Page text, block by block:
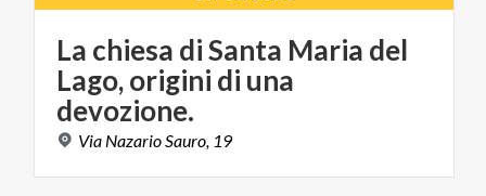
La chiesa di Santa Maria del
Lago, origini di una
devozione.
Via Nazario Sauro, 19